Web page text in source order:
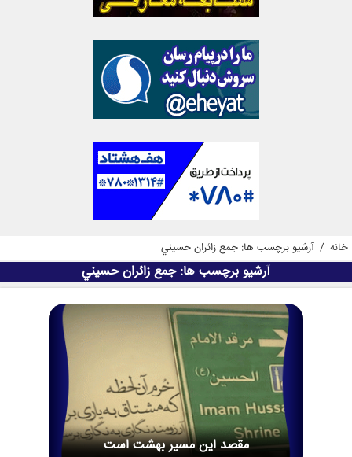
خانه / آرشیو برچسب ها: جمع زائران حسيني
آرشیو برچسب ها:جمع زائران حسيني
مقصد اين مسير بهشت است